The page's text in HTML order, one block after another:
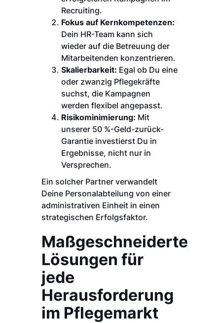
Recruiting.
Fokus auf Kernkompetenzen:
Dein HR-Team kann sich
wieder auf die Betreuung der
Mitarbeitenden konzentrieren.
Skalierbarkeit: Egal ob Du eine
oder zwanzig Pflegekräfte
suchst, die Kampagnen
werden flexibel angepasst.
Risikominimierung: Mit
unserer 50 %-Geld-zurück-
Garantie investierst Du in
Ergebnisse, nicht nur in
Versprechen.
Ein solcher Partner verwandelt
Deine Personalabteilung von einer
administrativen Einheit in einen
strategischen Erfolgsfaktor.
Maßgeschneiderte
Lösungen für
jede
Herausforderung
im Pflegemarkt